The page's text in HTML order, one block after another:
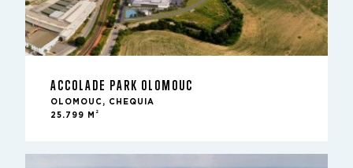
ACCOLADE PARK OLOMOUC
OLOMOUC, CHEQUIA
25.799 M
2